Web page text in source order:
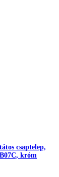
csaptelep,
króm